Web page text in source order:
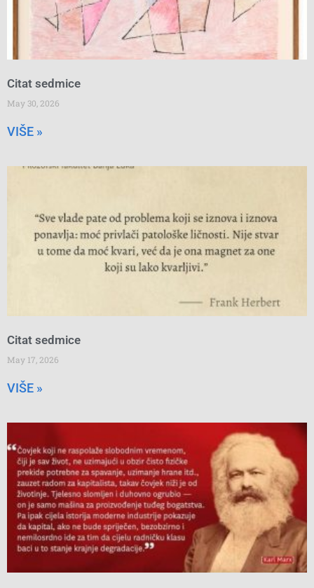
Citat sedmice
May 30, 2026
VIŠE »
Citat sedmice
May 17, 2026
VIŠE »